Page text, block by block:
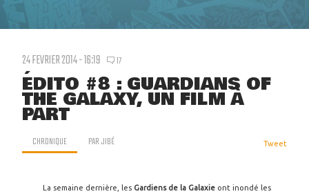
24 FEVRIER 2014 - 16:19 17
ÉDITO #8 : GUARDIANS OF
THE GALAXY, UN FILM À
PART
CHRONIQUE PARJIBÉ Tweet
La semaine dernière, les Gardiens de la Galaxie ont inondé les